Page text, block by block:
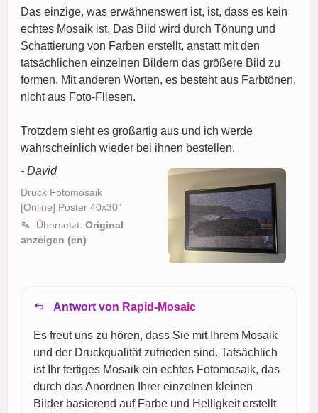
Das einzige, was erwähnenswert ist, ist, dass es kein
echtes Mosaik ist. Das Bild wird durch Tönung und
Schattierung von Farben erstellt, anstatt mit den
tatsächlichen einzelnen Bildern das größere Bild zu
formen. Mit anderen Worten, es besteht aus Farbtönen,
nicht aus Foto-Fliesen.
Trotzdem sieht es großartig aus und ich werde
wahrscheinlich wieder bei ihnen bestellen.
- David
Druck Fotomosaik
[Online] Poster 40x30"
Übersetzt: Original
anzeigen (en)
Antwort von Rapid-Mosaic
Es freut uns zu hören, dass Sie mit Ihrem Mosaik
und der Druckqualität zufrieden sind. Tatsächlich
ist Ihr fertiges Mosaik ein echtes Fotomosaik, das
durch das Anordnen Ihrer einzelnen kleinen
Bilder basierend auf Farbe und Helligkeit erstellt